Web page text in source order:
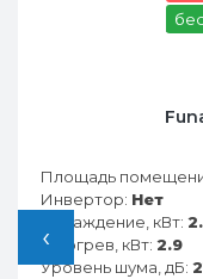
‹
Площадь
Инвертор: Нет
Охлаждение, кВт:
Обогрев, кВт: 2.9
Уровень шума, дБ: